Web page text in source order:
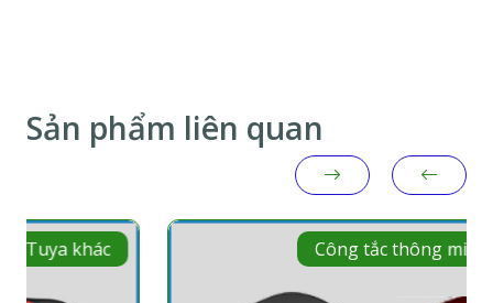
Sản phẩm liên quan
Công tắc thông minh Tuya khác